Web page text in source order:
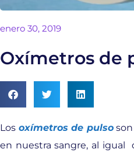
enero 30, 2019
Oxímetros de
Los oxímetros de pulsoson
en nuestra sangre, al igual